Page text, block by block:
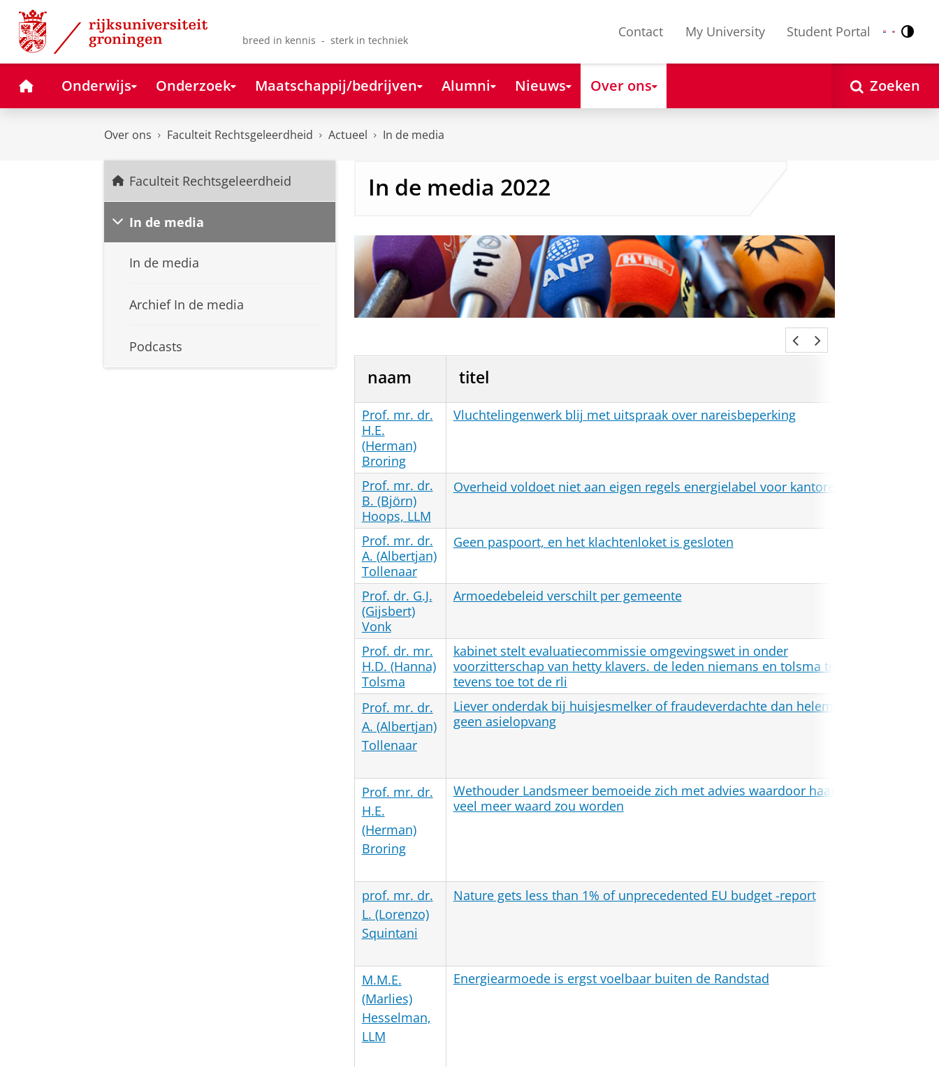
Skip
Content
Skip
Navigation
breed in kennis - sterk in techniek
Contact My University Student Portal Nederlands
English
HomeOnderwijs Onderzoek Maatschappij/bedrijven Alumni Nieuws Over ons Zoeken
Over ons Faculteit Rechtsgeleerdheid Actueel In de media
Faculteit Rechtsgeleerdheid
In de media
In de media
Archief In de media
Podcasts
In de media 2022
naam titel
Prof. mr. dr.
H.E.
(Herman)
Broring
Vluchtelingenwerk blij met uitspraak over nareisbeperking
Prof. mr. dr.
B. (Björn)
Hoops, LLM
Overheid voldoet niet aan eigen regels energielabel voor kantoren
Prof. mr. dr.
A. (Albertjan)
Tollenaar
Geen paspoort, en het klachtenloket is gesloten
Prof. dr. G.J.
(Gijsbert)
Vonk
Armoedebeleid verschilt per gemeente
Prof. dr. mr.
H.D. (Hanna)
Tolsma
kabinet stelt evaluatiecommissie omgevingswet in onder
voorzitterschap van hetty klavers. de leden niemans en tolsma treden
tevens toe tot de rli
Prof. mr. dr.
A. (Albertjan)
Tollenaar
Liever onderdak bij huisjesmelker of fraudeverdachte dan helemaal
geen asielopvang
Prof. mr. dr.
H.E.
(Herman)
Broring
Wethouder Landsmeer bemoeide zich met advies waardoor haar grond
veel meer waard zou worden
prof. mr. dr.
L. (Lorenzo)
Squintani
Nature gets less than 1% of unprecedented EU budget -report
M.M.E.
(Marlies)
Hesselman,
LLM
Energiearmoede is ergst voelbaar buiten de Randstad